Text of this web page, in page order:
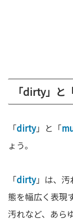
「dirty」と
「dirty」と「
ょう。
「dirty」は、汚
態を幅広く表現
汚れなど、あら